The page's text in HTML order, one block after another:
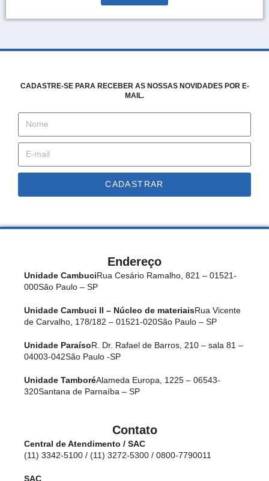
CADASTRE-SE PARA RECEBER AS NOSSAS NOVIDADES POR E-
MAIL.
CADASTRAR
Endereço
Unidade CambuciRua Cesário Ramalho, 821 – 01521-
000São Paulo – SP
Unidade Cambuci II – Núcleo de materiaisRua Vicente
de Carvalho, 178/182 – 01521-020São Paulo – SP
Unidade ParaísoR. Dr. Rafael de Barros, 210 – sala 81 –
04003-042São Paulo -SP
Unidade TamboréAlameda Europa, 1225 – 06543-
320Santana de Parnaíba – SP
Contato
Central de Atendimento / SAC
(11) 3342-5100 / (11) 3272-5300 / 0800-7790011
SAC